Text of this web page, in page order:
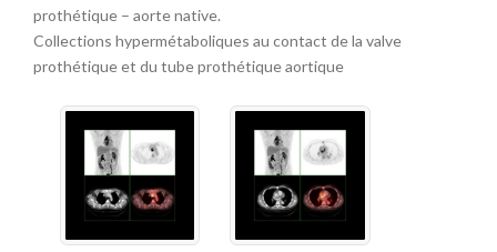
prothétique – aorte native.
Collections hypermétaboliques au contact de la valve
prothétique et du tube prothétique aortique